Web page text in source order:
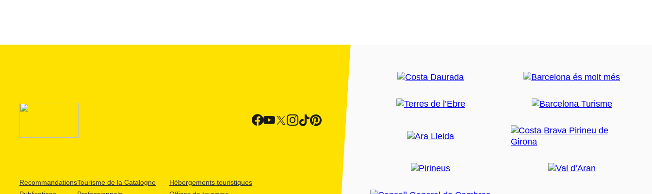
RecommandationsTourisme de la Catalogne
Hébergements touristiques